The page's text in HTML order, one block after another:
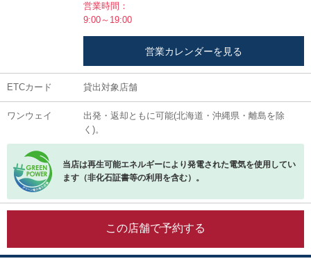
営業時間：
9:00～19:00
営業カレンダーを見る
ETCカード 貸出対象店舗
ワンウェイ
出発・返却ともに可能(北海道・沖縄県・離島を除
く)。
当店は再生可能エネルギーにより発電された電気を使用してい
ます（非化石証書等の利用を含む）。
この店舗で予約する